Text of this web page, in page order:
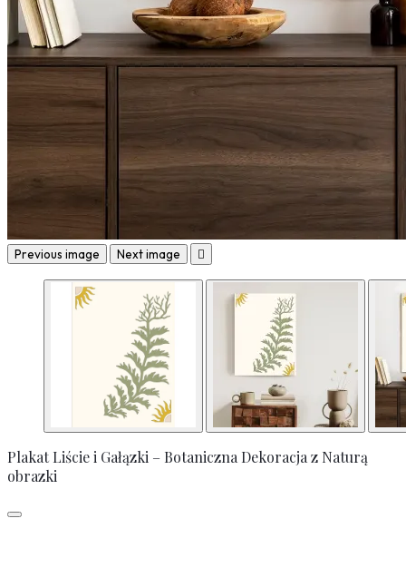
Previous image Next image 
Plakat Liście i Gałązki – Botaniczna Dekoracja z Naturą
obrazki